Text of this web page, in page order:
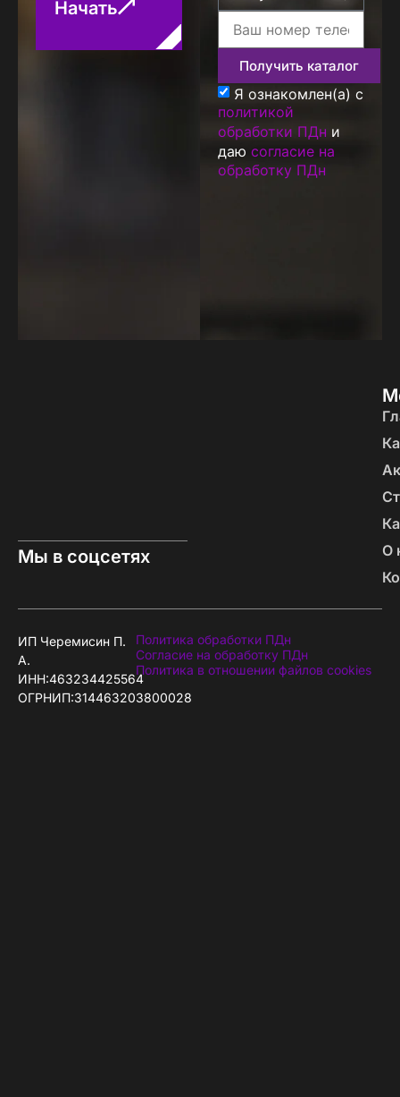
Начать
Получить каталог
Я ознакомлен(а) с
политикой
обработки ПДн и
даю согласие на
обработку ПДн
Мы в соцсетях
О
ИП Черемисин П.
А.
ИНН:463234425564
ОГРНИП:314463203800028
Политика обработки ПДн
Согласие на обработку ПДн
Политика в отношении файлов cookies